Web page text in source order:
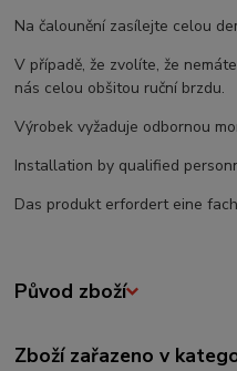
Na čalounění zasílejte celou
V případě, že zvolíte, že
nás celou obšitou ruční brzdu.
Výrobek vyžaduje odbornou
Installation by qualified
Das produkt erfordert eine
Původ zboží
Zboží zařazeno v